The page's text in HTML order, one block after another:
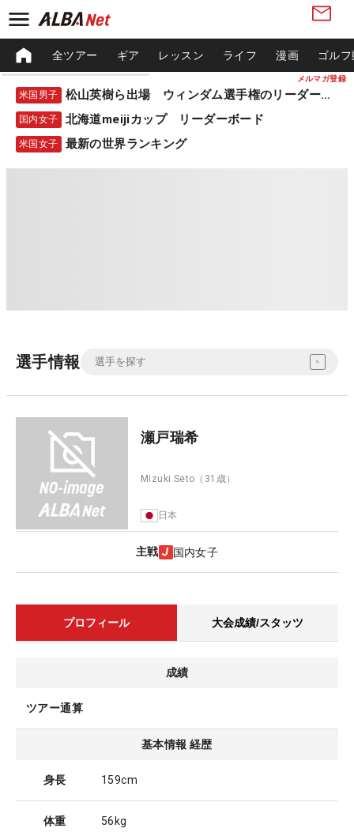
メルマガ登録
全ツアー ギア レッスン ライフ 漫画 ゴル
米国男子 松山英樹ら出場 ウィンダム選手権のリーダーボード
国内女子 北海道meijiカップ リーダーボード
米国女子 最新の世界ランキング
選手情報
瀬戸瑞希
Mizuki Seto （31歳）
日本
主戦 国内女子
プロフィール 大会成績/スタッツ
成績
ツアー通算
基本情報 経歴
身長 159cm
体重 56kg